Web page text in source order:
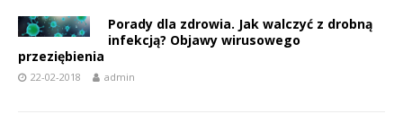
Porady dla zdrowia. Jak walczyć z drobną
infekcją? Objawy wirusowego
przeziębienia
22-02-2018 admin